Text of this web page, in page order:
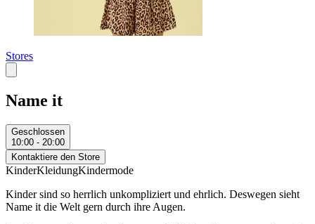
Stores
Name it
Geschlossen
10:00 - 20:00
Kontaktiere den Store
KinderKleidungKindermode
Kinder sind so herrlich unkompliziert und ehrlich. Deswegen sieht
Name it die Welt gern durch ihre Augen.